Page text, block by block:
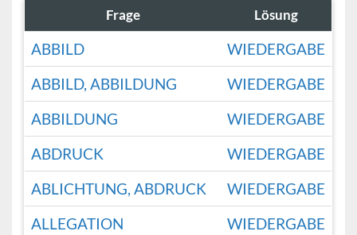
Frage Lösung
ABBILD
WIEDERGABE
ABBILD, ABBILDUNG
WIEDERGABE
ABBILDUNG
WIEDERGABE
ABDRUCK
WIEDERGABE
ABLICHTUNG, ABDRUCK
WIEDERGABE
ALLEGATION
WIEDERGABE